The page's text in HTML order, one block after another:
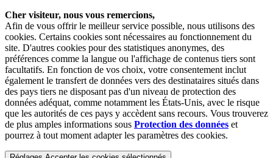
Cher visiteur, nous vous remercions,
Afin de vous offrir le meilleur service possible, nous utilisons des
cookies. Certains cookies sont nécessaires au fonctionnement du
site. D'autres cookies pour des statistiques anonymes, des
préférences comme la langue ou l'affichage de contenus tiers sont
facultatifs. En fonction de vos choix, votre consentement inclut
également le transfert de données vers des destinataires situés dans
des pays tiers ne disposant pas d'un niveau de protection des
données adéquat, comme notamment les États-Unis, avec le risque
que les autorités de ces pays y accèdent sans recours. Vous trouverez
de plus amples informations sous Protection des données et
pourrez à tout moment adapter les paramètres des cookies.